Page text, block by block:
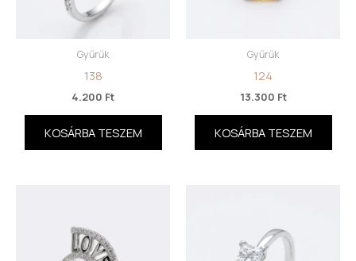
Gyűrűk
138
4.200 Ft
KOSÁRBA TESZEM
Gyűrűk
124
13.300 Ft
KOSÁRBA TESZEM